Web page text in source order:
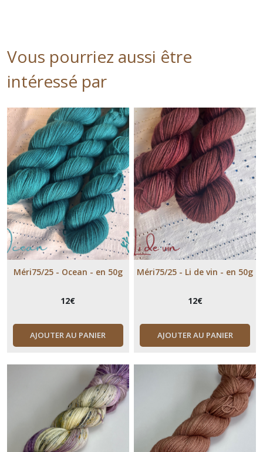
Vous pourriez aussi être
intéressé par
Méri75/25 - Ocean - en 50g
12€
AJOUTER AU PANIER
Méri75/25 - Li de vin - en 50g
12€
AJOUTER AU PANIER